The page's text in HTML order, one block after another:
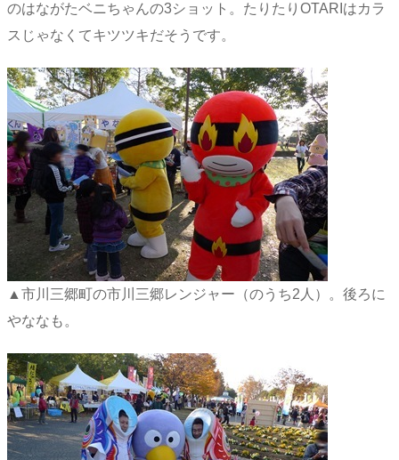
のはながたベニちゃんの3ショット。たりたりOTARIはカラ
スじゃなくてキツツキだそうです。
▲市川三郷町の市川三郷レンジャー（のうち2人）。後ろに
やななも。